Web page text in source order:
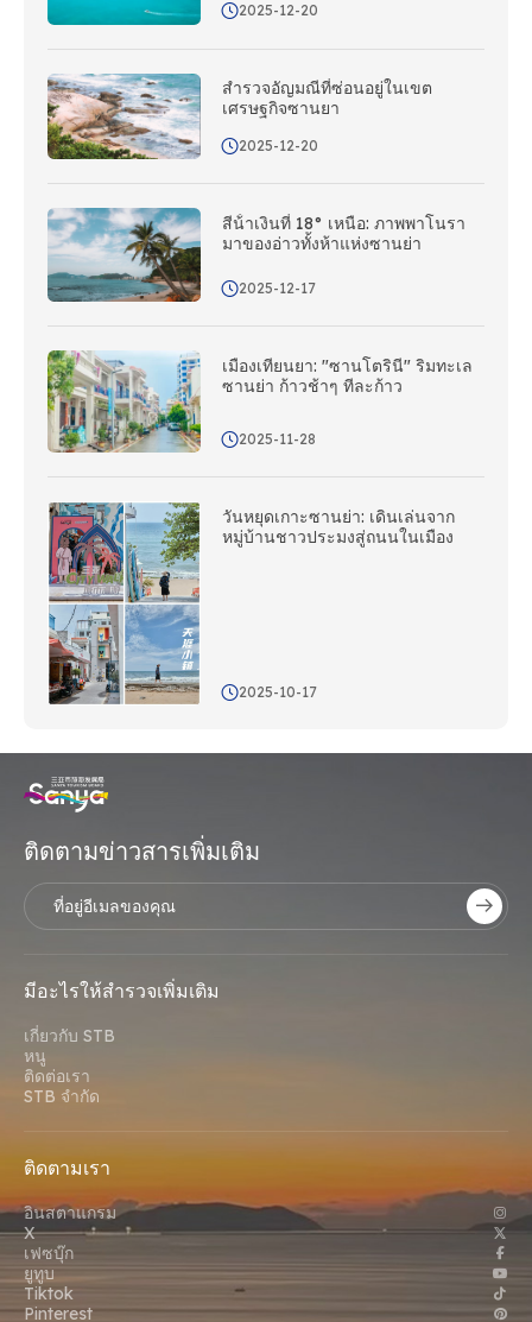
2025-12-20
สํารวจอัญมณีที่ซ่อนอยู่ในเขต
เศรษฐกิจซานยา
2025-12-20
สีน้ําเงินที่ 18° เหนือ: ภาพพาโนรา
มาของอ่าวทั้งห้าแห่งซานย่า
2025-12-17
เมืองเทียนยา: "ซานโตรินี" ริมทะเล
ซานย่า ก้าวช้าๆ ทีละก้าว
2025-11-28
วันหยุดเกาะซานย่า: เดินเล่นจาก
หมู่บ้านชาวประมงสู่ถนนในเมือง
2025-10-17
ติดตามข่าวสารเพิ่มเติม
มีอะไรให้สํารวจเพิ่มเติม
เกี่ยวกับ STB
หนู
ติดต่อเรา
STB จํากัด
ติดตามเรา
อินสตาแกรม
X
เฟซบุ๊ก
ยูทูบ
Tiktok
Pinterest